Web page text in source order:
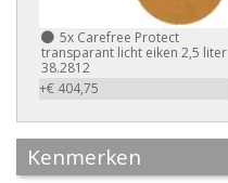
5x Carefree Protect
transparant licht eiken 2,5 liter
38.2812
+€ 404,75
Kenmerken